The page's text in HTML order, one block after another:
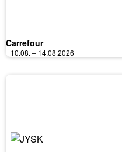
Carrefour
10.08. – 14.08.2026